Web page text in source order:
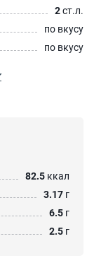
2ст.л.
по вкусу
по вкусу
82.5 ккал
3.17 г
6.5 г
2.5 г